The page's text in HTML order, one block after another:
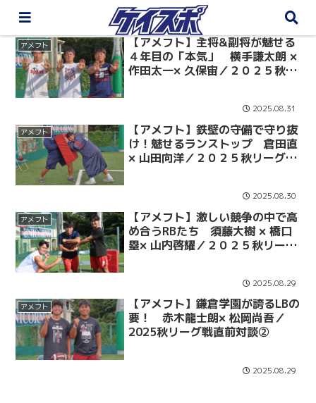
アメフト
【アメフト】主将&副将が魅せる
４年目の「本気」 横手謙太朗 ×
作田太一× 久保宙／２０２５秋リ
2025.08.31
アメフト
【アメフト】鉄壁の守備で守り抜
け！魅せるランストップ 倉田直
× 山田向洋／２０２５秋リーグ戦
2025.08.30
アメフト
【アメフト】激しい競争の中で高
め合うRBたち 須藤大樹 × 橋口
塁× 山内啓耀／２０２５秋リーグ
2025.08.29
アメフト
【アメフト】鎌倉学園が誇るLBの
要！ 赤木龍士朗× 松岡尚吾／
2025秋リーグ戦直前対談②
2025.08.29